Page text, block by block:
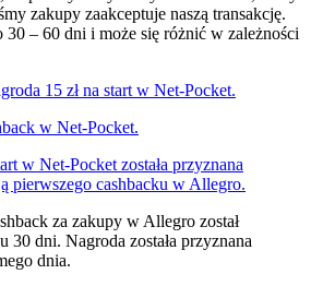
zakupy zaakceptuje naszą transakcję.
30 – 60 dni i może się różnić w zależności
za zakupy w Allegro został
30 dni. Nagroda została przyznana
dnia.